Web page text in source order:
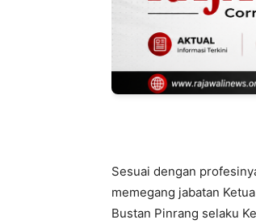
Sesuai dengan
memegang jabatan
Bustan Pinrang selaku